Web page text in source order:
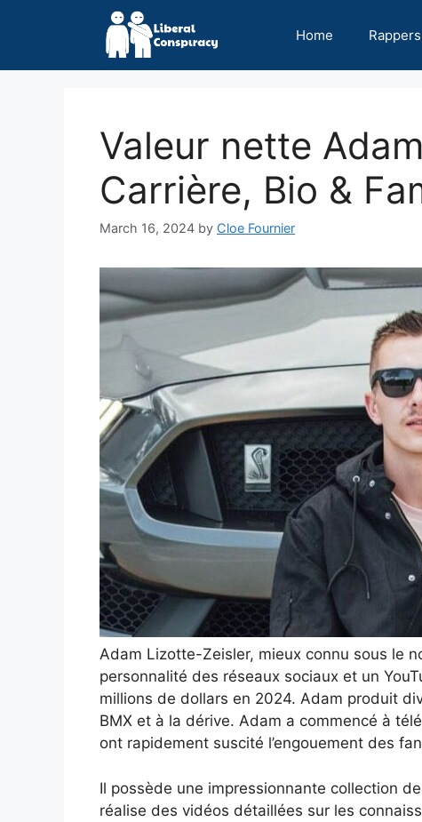
Home Rappers
Valeur nette
Carrière, Bio &
March 16, 2024 by Cloe Fournier
Adam Lizotte-Zeisler, mieux connu sous le
personnalité des réseaux sociaux et un
millions de dollars en 2024. Adam produit
BMX et à la dérive. Adam a commencé à
ont rapidement suscité l’engouement des
Il possède une impressionnante collection
réalise des vidéos détaillées sur les